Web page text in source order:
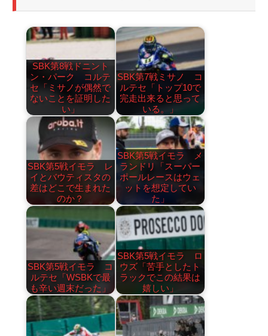
SBK第8戦ドニント
ン・パーク コルテ
セ「ミサノが偶然で
ないことを証明した
い」
SBK第7戦ミサノ コ
ルテセ「トップ10で
完走出来ると思って
いる。」
SBK第5戦イモラ レ
イとバウティスタの
差はどこで生まれた
のか？
SBK第5戦イモラ メ
ランドリ「スーパー
ポールレースはウェ
ットを想定してい
た」
SBK第5戦イモラ コ
ルテセ「WSBKで最
も辛い週末だった」
SBK第5戦イモラ ロ
ウズ「苦手としたト
ラックでこの結果は
嬉しい」